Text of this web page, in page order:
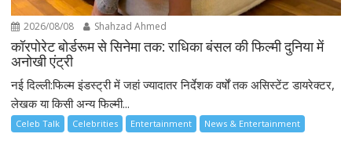
2026/08/08 Shahzad Ahmed
कॉरपोरेट बोर्डरूम से सिनेमा तक: राधिका बंसल की फिल्मी दुनिया में
अनोखी एंट्री
नई दिल्ली:फिल्म इंडस्ट्री में जहां ज्यादातर निर्देशक वर्षों तक असिस्टेंट डायरेक्टर,
लेखक या किसी अन्य फिल्मी...
Celeb Talk Celebrities Entertainment News & Entertainment